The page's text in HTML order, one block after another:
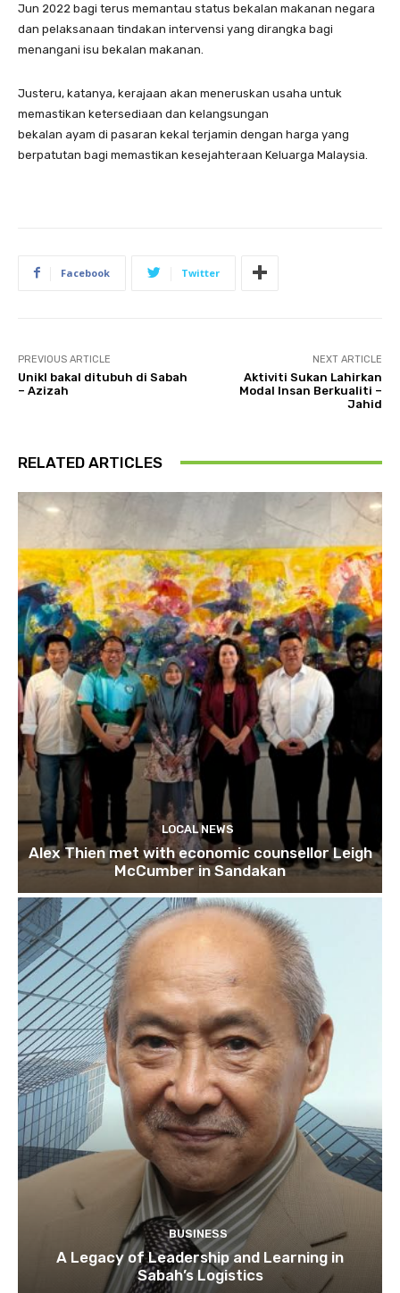
Jun 2022 bagi terus memantau status bekalan makanan negara
dan pelaksanaan tindakan intervensi yang dirangka bagi
menangani isu bekalan makanan.
Justeru, katanya, kerajaan akan meneruskan usaha untuk
memastikan ketersediaan dan kelangsungan
bekalan ayam di pasaran kekal terjamin dengan harga yang
berpatutan bagi memastikan kesejahteraan Keluarga Malaysia.
Facebook Twitter
PREVIOUS ARTICLE
Unikl bakal ditubuh di Sabah
– Azizah
NEXT ARTICLE
Aktiviti Sukan Lahirkan
Modal Insan Berkualiti –
Jahid
RELATED ARTICLES
LOCAL NEWS
Alex Thien met with economic counsellor Leigh
McCumber in Sandakan
BUSINESS
A Legacy of Leadership and Learning in
Sabah’s Logistics